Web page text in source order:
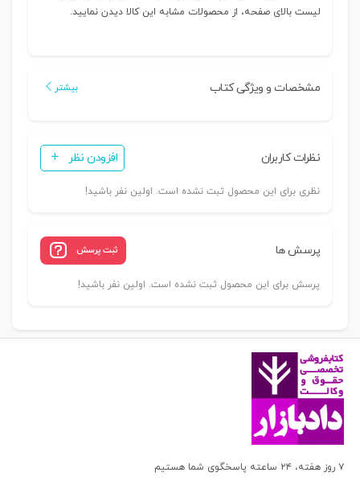
لیست بالای صفحه، از محصولات مشابه این کالا دیدن نمایید.
مشخصات و ویژگی کتاب بیشتر
نظرات کاربران افزودن نظر
نظری برای این محصول ثبت نشده است. اولین نفر باشید!
پرسش ها ثبت پرسش
پرسش برای این محصول ثبت نشده است. اولین نفر باشید!
۷ روز هفته، ۲۴ ساعته پاسخگوی شما هستیم